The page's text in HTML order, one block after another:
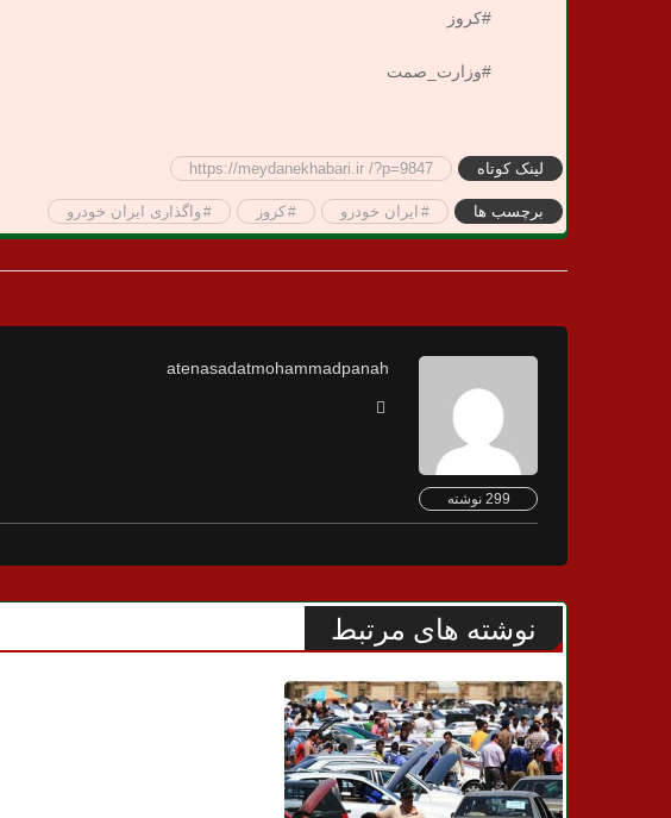
#کروز
#وزارت_صمت
لینک کوتاه https://meydanekhabari.ir /?p=9847
برچسب ها ایران خودرو کروز واگذاری ایران خودرو
299 نوشته
atenasadatmohammadpanah
نوشته های مرتبط